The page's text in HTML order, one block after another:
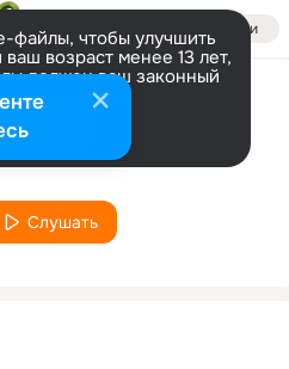
Войти
файлы, чтобы улучшить
возраст менее 13 лет,
должен ваш законный
информации
Слушать